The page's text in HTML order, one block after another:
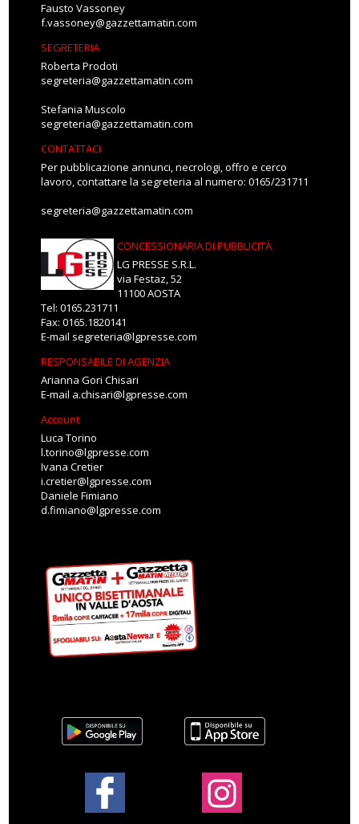
Fausto Vassoney
f.vassoney@gazzettamatin.com
SEGRETERIA
Roberta Prodoti
segreteria@gazzettamatin.com
Stefania Muscolo
segreteria@gazzettamatin.com
CONTATTACI
Per pubblicazione annunci, necrologi, offro e cerco
lavoro, contattare la segreteria al numero: 0165/231711
segreteria@gazzettamatin.com
CONCESSIONARIA DI PUBBLICITÀ
LG PRESSE S.R.L.
via Festaz, 52
11100 AOSTA
Tel: 0165.231711
Fax: 0165.1820141
E-mail segreteria@lgpresse.com
RESPONSABILE DI AGENZIA
Arianna Gori Chisari
E-mail a.chisari@lgpresse.com
Account
Luca Torino
l.torino@lgpresse.com
Ivana Cretier
i.cretier@lgpresse.com
Daniele Fimiano
d.fimiano@lgpresse.com